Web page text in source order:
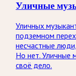
Уличные
Уличных
подземном
несчастные
Но нет. Уличные
своё дело.